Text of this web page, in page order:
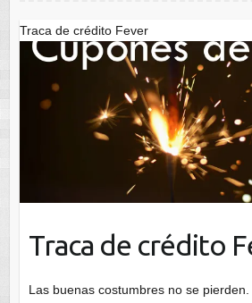
Traca de crédito Fever
Traca de crédito
Las buenas costumbres no se